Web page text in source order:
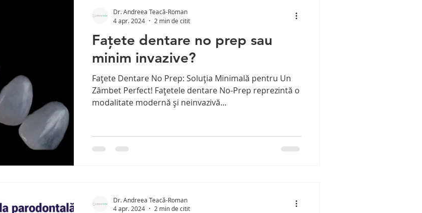
Fațete dentare no prep sau
minim invazive?
Fațete Dentare No Prep: Soluția Minimală pentru Un
Zâmbet Perfect! Fațetele dentare No-Prep reprezintă o
modalitate modernă și neinvazivă...
Dr. Andreea Teacă-Roman
4 apr. 2024
2 min de citit
Dr. Andreea Teacă-Roman
4 apr. 2024
2 min de citit